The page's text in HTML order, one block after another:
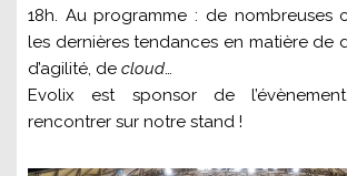
18h. Au programme : de nombreuses
les dernières tendances en matière de
d’agilité, de cloud…
Evolix est sponsor de
rencontrer sur notre stand !